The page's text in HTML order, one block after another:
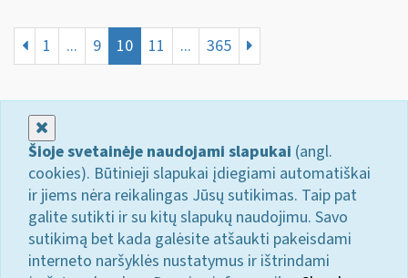
1 ... 9 10 11 ... 365
Šioje svetainėje naudojami slapukai (angl.
cookies). Būtinieji slapukai įdiegiami automatiškai
ir jiems nėra reikalingas Jūsų sutikimas. Taip pat
galite sutikti ir su kitų slapukų naudojimu. Savo
sutikimą bet kada galėsite atšaukti pakeisdami
interneto naršyklės nustatymus ir ištrindami